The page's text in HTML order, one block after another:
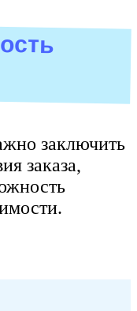
заключить
заказа,